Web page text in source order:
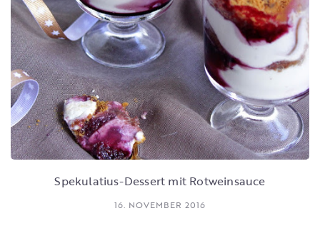
Spekulatius-Dessert mit Rotweinsauce
16. NOVEMBER 2016